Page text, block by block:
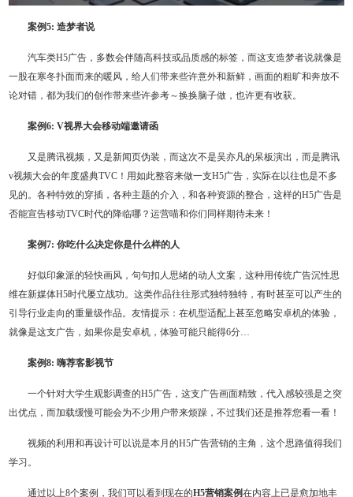
案例5: 造梦者说
汽车类H5广告，多数会伴随高科技或品质感的标签，而这支造梦者说就像是
一股在寒冬扑面而来的暖风，给人们带来些许意外和新鲜，画面的粗旷和奔放不
论对错，都为我们的创作带来些许参考～换换脑子做，也许更有收获。
案例6: V视界大会移动端邀请函
又是腾讯视频，又是新闻页伪装，而这次不是吴亦凡的呆板演出，而是腾讯
v视频大会的年度盛典TVC！用如此整容来做一支H5广告，实际在以往也是不多
见的。各种特效的穿插，各种主题的介入，和各种资源的整合，这样的H5广告是
否能宣告移动TVC时代的降临哪？运营喵和你们同样期待未来！
案例7: 你吃什么决定你是什么样的人
好似印象派的轻快画风，句句扣人思绪的动人文案，这种用传统广告沉性思
维在新媒体H5时代屡立战功。这类作品往往形式独特独特，有时甚至可以产生的
引导行业走向的重量级作品。友情提示：在机型适配上甚至忽略安卓机的体验，
就像是这支广告，如果你是安卓机，体验可能只能得6分…
案例8: 嗨荐客影视节
一个针对大学生观影调查的H5广告，这支广告画面精致，代入感较强是之突
出优点，而加载缓慢可能会为不少用户带来烦躁，不过我们还是推荐您看一看！
视频的利用和再设计可以说是本月的H5广告营销的主角，这个思路值得我们
学习。
通过以上8个案例，我们可以看到现在的H5营销案例在内容上已是愈加地丰